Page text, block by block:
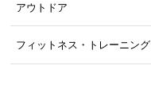
アウトドア
フィットネス・トレーニング